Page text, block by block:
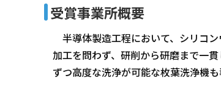
受賞事業所概要
半導体製造工程において、シリコ
加工を問わず、研削から研磨まで一
ずつ高度な洗浄が可能な枚葉洗浄機も